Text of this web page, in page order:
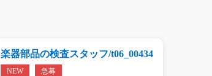
楽器部品の検査スタッフ/t06_00434
NEW 急募